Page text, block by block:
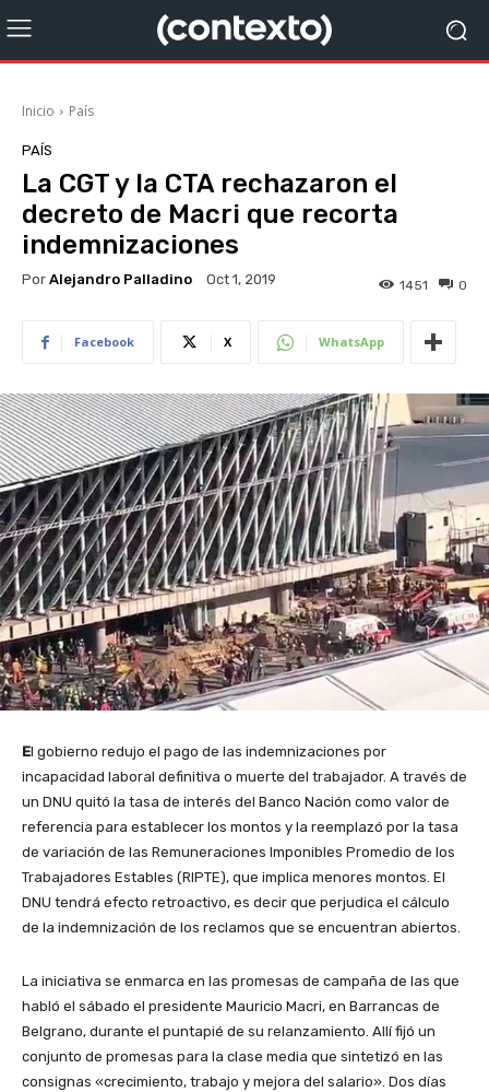
Inicio País
PAÍS
La CGT y la CTA rechazaron el
decreto de Macri que recorta
indemnizaciones
Por Alejandro Palladino Oct 1, 2019 0
1451
Facebook X WhatsApp
El gobierno redujo el pago de las indemnizaciones por
incapacidad laboral definitiva o muerte del trabajador. A través de
un DNU quitó la tasa de interés del Banco Nación como valor de
referencia para establecer los montos y la reemplazó por la tasa
de variación de las Remuneraciones Imponibles Promedio de los
Trabajadores Estables (RIPTE), que implica menores montos. El
DNU tendrá efecto retroactivo, es decir que perjudica el cálculo
de la indemnización de los reclamos que se encuentran abiertos.
La iniciativa se enmarca en las promesas de campaña de las que
habló el sábado el presidente Mauricio Macri, en Barrancas de
Belgrano, durante el puntapié de su relanzamiento. Allí fijó un
conjunto de promesas para la clase media que sintetizó en las
consignas «crecimiento, trabajo y mejora del salario». Dos días